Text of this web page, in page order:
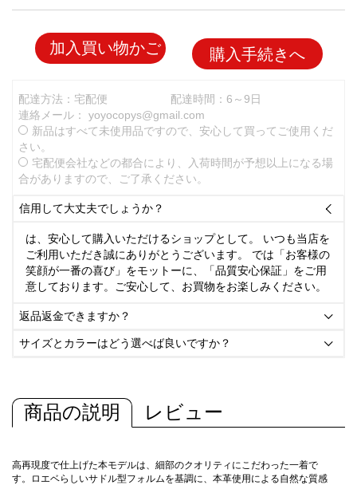
加入買い物かご 購入手続きへ
配達方法：宅配便
配達時間：6～9日
連絡メール： yoyocopys@gmail.com
新品はすべて未使用品ですので、安心して買ってご使用くだ
さい。
宅配便会社などの都合により、入荷時間が予想以上になる場
合がありますので、ご了承ください。
信用して大丈夫でしょうか？ 
は、安心して購入いただけるショップとして。 いつも当店を
ご利用いただき誠にありがとうございます。 では「お客様の
笑顔が一番の喜び」をモットーに、「品質安心保証」をご用
意しております。ご安心して、お買物をお楽しみください。
返品返金できますか？ 
サイズとカラーはどう選べば良いですか？ 
商品の説明 レビュー
高再現度で仕上げた本モデルは、細部のクオリティにこだわった一着で
す。ロエベらしいサドル型フォルムを基調に、本革使用による自然な質感